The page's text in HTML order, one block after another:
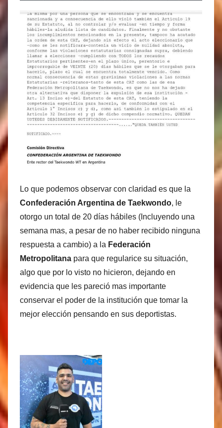
Lo que podemos observar con claridad es que la
Confederación Argentina de Taekwondo, le
otorgo un total de 20 días hábiles (Incluyendo una
semana mas, a pesar de no haber recibido ninguna
respuesta a cambio) a la Federación
Metropolitana para que regularice su situación,
algo que por lo visto no hicieron, dejando en
evidencia que les pareció mas importante
conservar el poder de la institución que tomar la
mejor elección pensando en sus deportistas.